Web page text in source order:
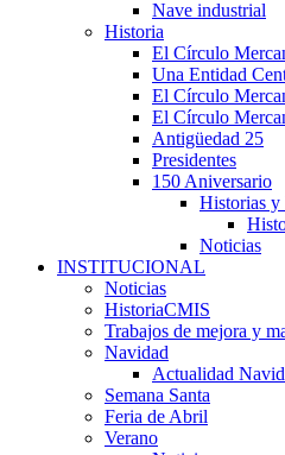
Nave industrial
Historia
El Círculo
Una Entidad
El Círculo
El Círculo
Antigüedad 25
Presidentes
150 Aniversario
Historias y
Noticias
INSTITUCIONAL
Noticias
HistoriaCMIS
Trabajos de mejora y
Navidad
Actualidad
Semana Santa
Feria de Abril
Verano